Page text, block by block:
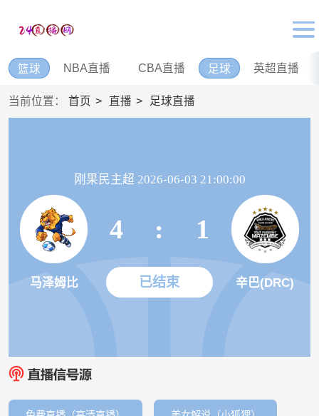
篮球 NBA直播 CBA直播 足球 英超直播
当前位置： 首页 直播 足球直播
刚果民主超 2026-06-03 21:00:00
马泽姆比
4 : 1
已结束 辛巴(DRC)